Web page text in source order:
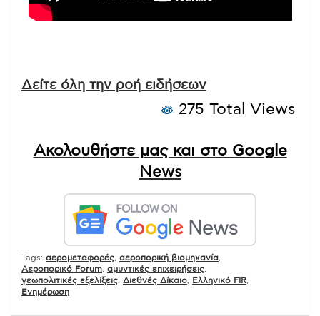
Δείτε όλη την ροή ειδήσεων
275 Total Views
Ακολουθήστε μας και στο Google
News
Tags: αερομεταφορές αεροπορική βιομηχανία
Αεροπορικό Forum αμυντικές επιχειρήσεις
γεωπολιτικές εξελίξεις
Διεθνές Δίκαιο Ελληνικό FIR
Ενημέρωση